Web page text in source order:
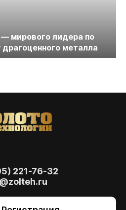
мирового лидера по
драгоценного металла
221-76-32